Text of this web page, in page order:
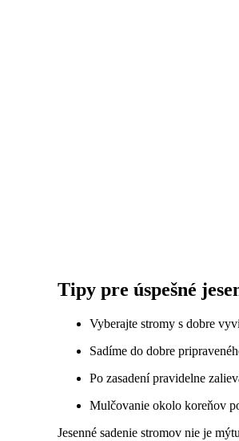
Tipy pre úspešné
Vyberajte stromy s dobre
Sadíme do dobre
Po zasadení pravidelne
Mulčovanie okolo koreňov
Jesenné sadenie stromov nie je